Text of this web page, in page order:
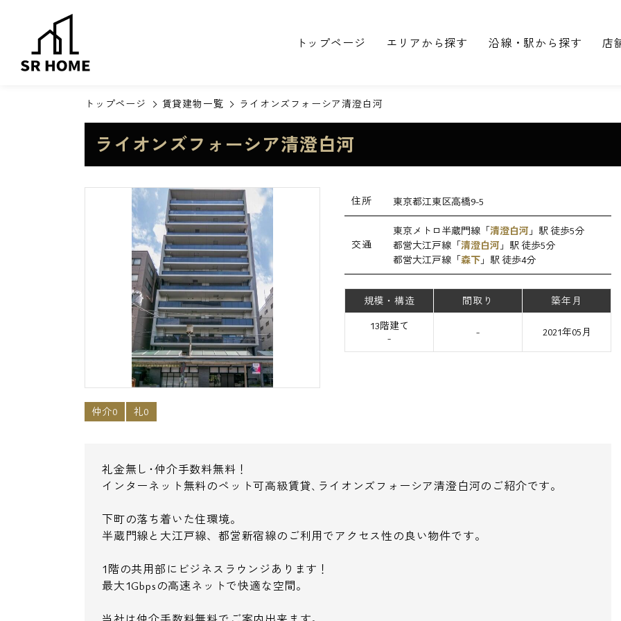
トップページ エリアから探す 沿線・駅から探す 店
トップページ 賃貸建物一覧 ライオンズフォーシア清澄白河
ライオンズフォーシア清澄白河
住所 東京都江東区高橋9-5
交通
東京メトロ半蔵門線「清澄白河 」駅 徒歩5分
都営大江戸線「清澄白河 」駅 徒歩5分
都営大江戸線「森下 」駅 徒歩4分
規模・構造 間取り
築年月
13階建て
-
- 2021年05月
仲介0 礼0
礼金無し･仲介手数料無料！
インターネット無料のペット可高級賃貸､ライオンズフォーシア清澄白河のご紹介です。
下町の落ち着いた住環境。
半蔵門線と大江戸線、都営新宿線のご利用でアクセス性の良い物件です。
1階の共用部にビジネスラウンジあります！
最大1Gbpsの高速ネットで快適な空間。